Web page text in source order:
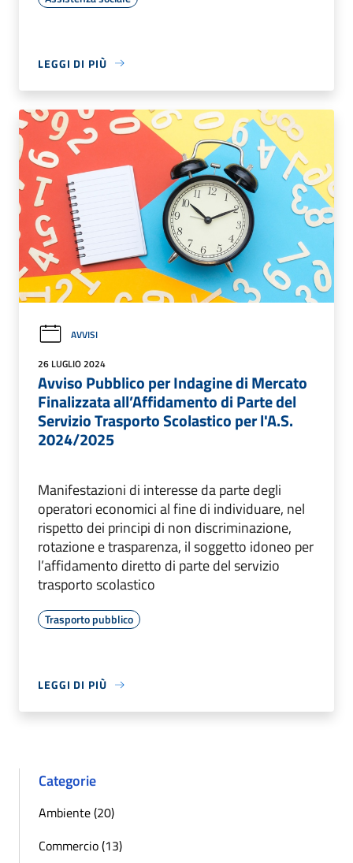
LEGGI DI PIÙ
AVVISI
26 LUGLIO 2024
Avviso Pubblico per Indagine di Mercato
Finalizzata all’Affidamento di Parte del
Servizio Trasporto Scolastico per l'A.S.
2024/2025
Manifestazioni di interesse da parte degli
operatori economici al fine di individuare, nel
rispetto dei principi di non discriminazione,
rotazione e trasparenza, il soggetto idoneo per
l’affidamento diretto di parte del servizio
trasporto scolastico
Trasporto pubblico
LEGGI DI PIÙ
Categorie
Ambiente (20)
Commercio (13)